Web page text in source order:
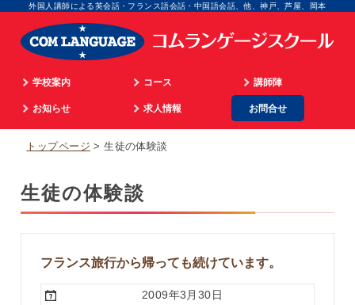
外国人講師による英会話・フランス語会話・中国語会話、他、神戸、芦屋、岡本
学校案内
学院長のご挨拶
入校までのプロセス
アクセス
コース
通学
講師陣
英語
中国語
顧問
お知らせ
仏語ビデオレッスン
合格実績
求人情報
スクール事務
パリ姉妹校担当
お問合せ
トップページ 生徒の体験談
生徒の体験談
フランス旅行から帰っても続けています。
2009年3月30日